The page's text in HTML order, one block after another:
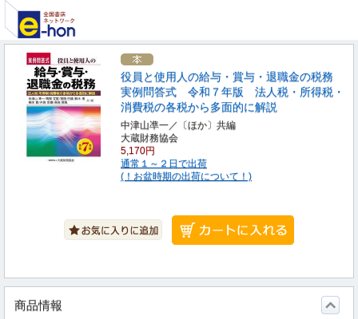
役員と使用人の給与・賞与・退職金の税務
実例問答式 令和７年版 法人税・所得税・
消費税の各税から多面的に解説
中津山凖一／〔ほか〕共編
大蔵財務協会
5,170円
通常１～２日で出荷
(！お盆時期の出荷について！)
商品情報